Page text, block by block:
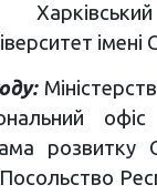
імені